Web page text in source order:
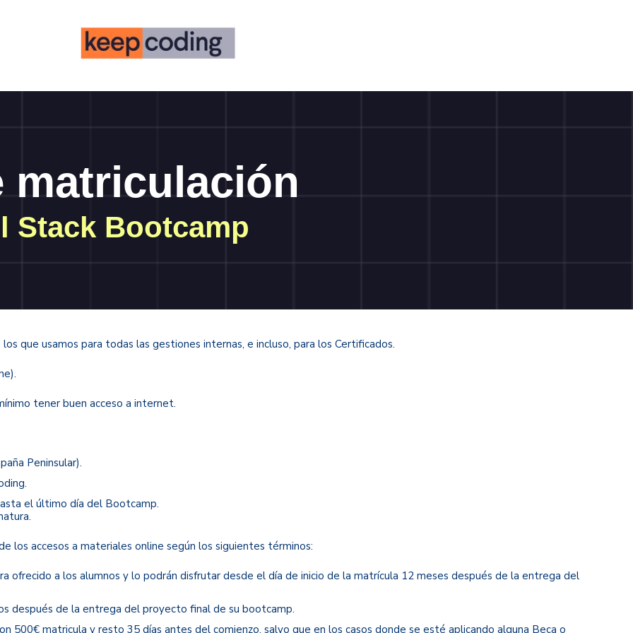
matriculación
Stack Bootcamp
que usamos para todas las gestiones internas, e incluso, para los Certificados.
tener buen acceso a internet.
Peninsular).
el último día del Bootcamp.
los accesos a materiales online según los siguientes términos:
ofrecido a los alumnos y lo podrán disfrutar desde el día de inicio de la matrícula 12 meses después de la entrega del
después de la entrega del proyecto final de su bootcamp.
500€ matricula y resto 35 días antes del comienzo, salvo que en los casos donde se esté aplicando alguna Beca o